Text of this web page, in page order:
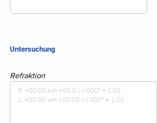
Untersuchung
Refraktion
R: +00.00 sph +00.0 cyl 000° = 1.00
L: +00.00 sph +00.00 cyl 000° = 1.00